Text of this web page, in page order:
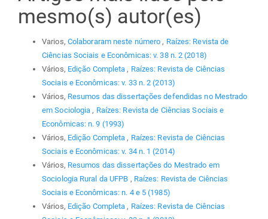
mesmo(s) autor(es)
Varios, Colaboraram neste número , Raízes: Revista de
Ciências Sociais e Econômicas: v. 38 n. 2 (2018)
Vários, Edição Completa , Raízes: Revista de Ciências
Sociais e Econômicas: v. 33 n. 2 (2013)
Vários, Resumos das dissertações defendidas no Mestrado
em Sociologia , Raízes: Revista de Ciências Sociais e
Econômicas: n. 9 (1993)
Vários, Edição Completa , Raízes: Revista de Ciências
Sociais e Econômicas: v. 34 n. 1 (2014)
Vários, Resumos das dissertações do Mestrado em
Sociologia Rural da UFPB , Raízes: Revista de Ciências
Sociais e Econômicas: n. 4 e 5 (1985)
Vários, Edição Completa , Raízes: Revista de Ciências